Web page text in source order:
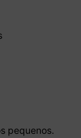
pequenos.